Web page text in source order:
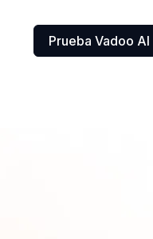
Prueba Vadoo AI